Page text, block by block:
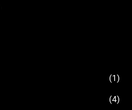
(1)
(4)